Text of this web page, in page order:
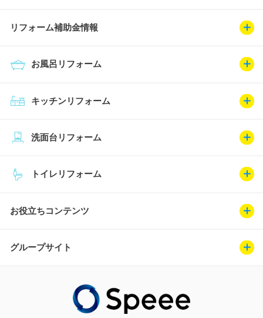
リフォーム補助金情報
キッチンリフォーム
お風呂リフォーム
トイレリフォーム
洗面台リフォーム
お役立ちコンテンツ
グループサイト